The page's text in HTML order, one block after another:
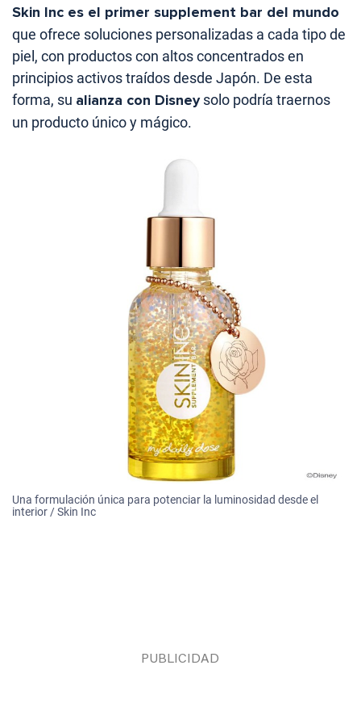
Skin Inc es el primer supplement bar del mundo
que ofrece soluciones personalizadas a cada tipo de
piel, con productos con altos concentrados en
principios activos traídos desde Japón. De esta
forma, su alianza con Disneysolo podría traernos
un producto único y mágico.
Una formulación única para potenciar la luminosidad desde el
interior / Skin Inc